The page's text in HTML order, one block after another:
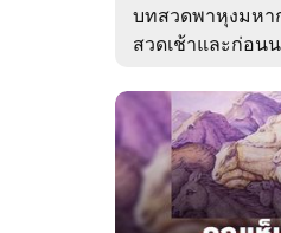
บทสวดพาหุงมห
สวดเช้าและก่อน